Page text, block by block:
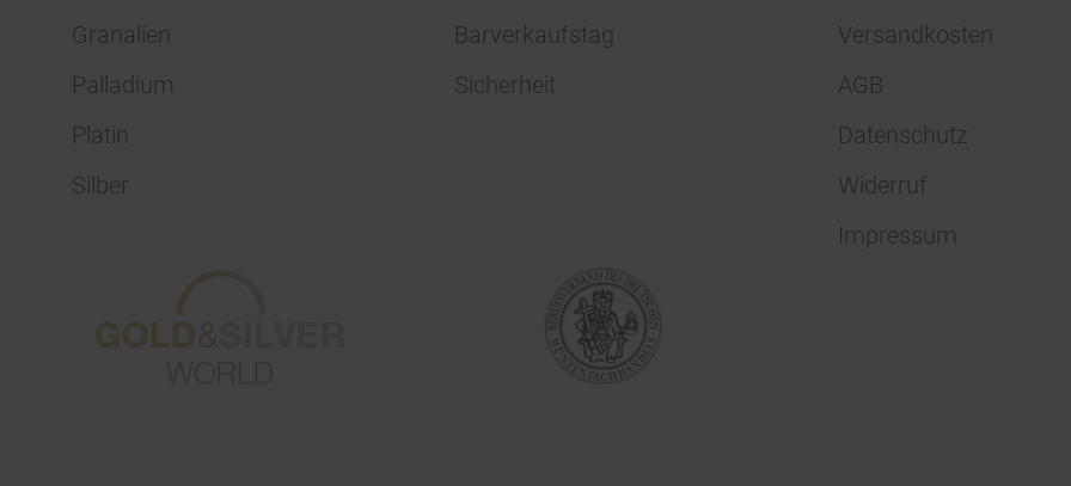
Granalien
Palladium
Platin
Silber
Barverkaufstag
Sicherheit
Versandkosten
AGB
Datenschutz
Widerruf
Impressum